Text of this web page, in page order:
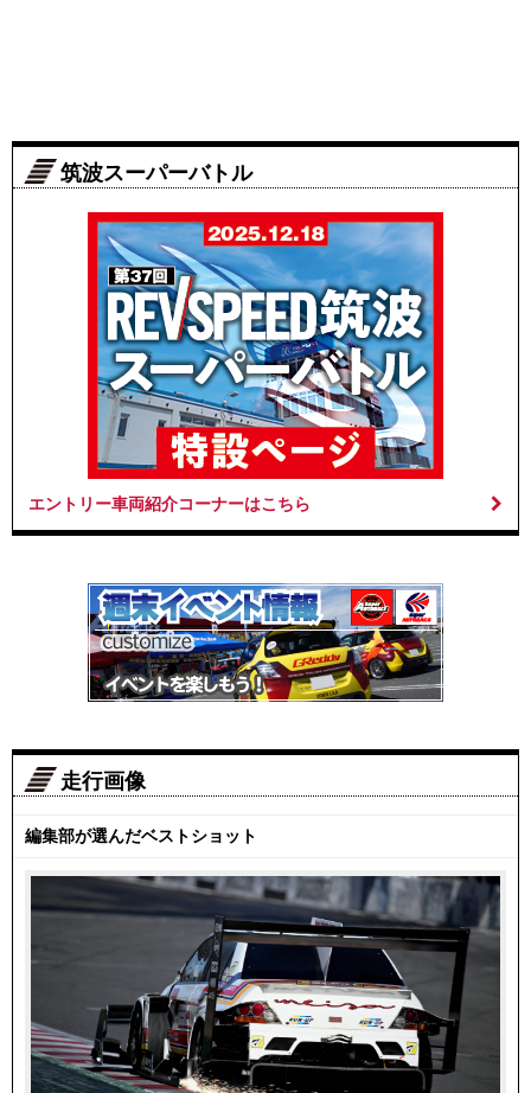
筑波スーパーバトル
エントリー車両紹介コーナーはこちら
走行画像
編集部が選んだベストショット